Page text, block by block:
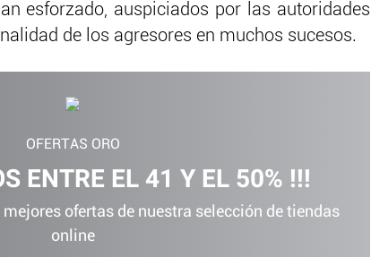
esforzado, auspiciados por las autoridades
de los agresores en muchos sucesos.
OFERTAS ORO
ENTRE EL 41 Y EL 50% !!!
ofertas de nuestra selección de tiendas
online